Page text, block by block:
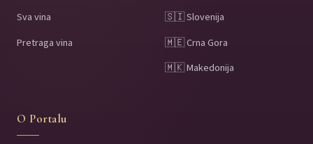
Sva vina
Pretraga vina
🇸🇮 Slovenija
🇲🇪 Crna Gora
🇲🇰 Makedonija
O Portalu